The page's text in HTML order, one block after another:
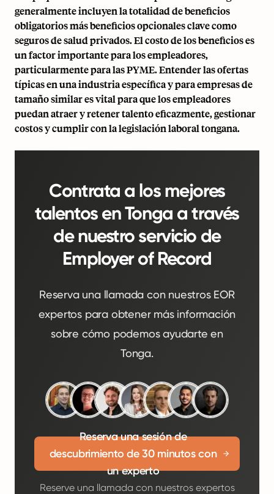
generalmente incluyen la totalidad de beneficios
obligatorios más beneficios opcionales clave como
seguros de salud privados. El costo de los beneficios es
un factor importante para los empleadores,
particularmente para las PYME. Entender las ofertas
típicas en una industria específica y para empresas de
tamaño similar es vital para que los empleadores
puedan atraer y retener talento eficazmente, gestionar
costos y cumplir con la legislación laboral tongana.
Contrata a los mejores
talentos en Tonga a través
de nuestro servicio de
Employer of Record
Reserva una llamada con nuestros EOR
expertos para obtener más información
sobre cómo podemos ayudarte en
Tonga.
Reserva una sesión de
descubrimiento de 30 minutos con
un experto
Reserve una llamada con nuestros expertos